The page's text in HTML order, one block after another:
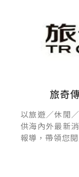
旅奇
以旅遊／休閒
供海內外最新
報導，帶領您